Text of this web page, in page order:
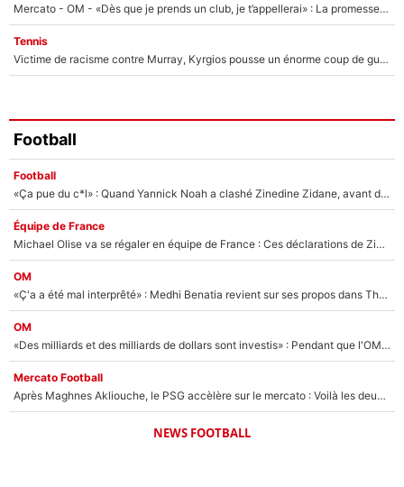
Mercato - OM - «Dès que je prends un club, je t’appellerai» : La promesse de Marcelino au moment de claquer la porte
Tennis
Victime de racisme contre Murray, Kyrgios pousse un énorme coup de gueule !
Football
Football
«Ça pue du c*l» : Quand Yannick Noah a clashé Zinedine Zidane, avant de se faire recadrer par le nouveau sélectionneur de l'équipe de France !
Équipe de France
Michael Olise va se régaler en équipe de France : Ces déclarations de Zinedine Zidane qui prouvent qu'il va tout miser sur la star du Bayern Munich !
OM
«Ç'a a été mal interprêté» : Medhi Benatia revient sur ses propos dans The Bridge et précise ses conditions pour rejoindre le PSG !
OM
«Des milliards et des milliards de dollars sont investis» : Pendant que l'OM est en pleine crise financière, Frank McCourt lance un nouveau projet à 260M€ !
Mercato Football
Après Maghnes Akliouche, le PSG accèlère sur le mercato : Voilà les deux nouvelles recrues qui vont signer la semaine prochaine ?
NEWS FOOTBALL